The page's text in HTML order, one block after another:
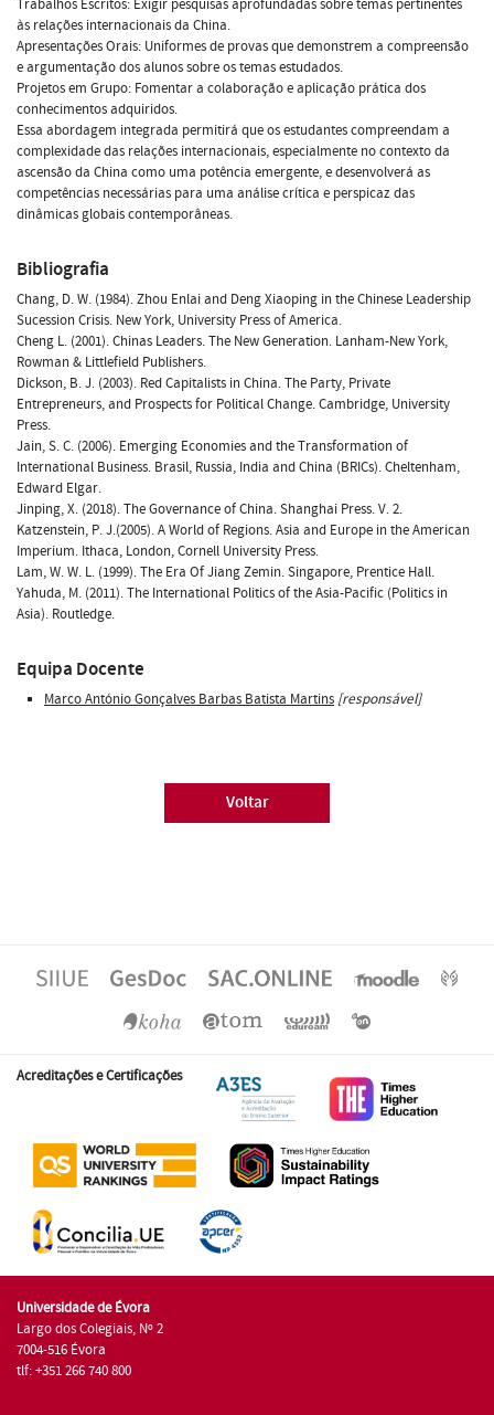
às relações internacionais da China.
Apresentações Orais: Uniformes de provas que demonstrem a compreensão
e argumentação dos alunos sobre os temas estudados.
Projetos em Grupo: Fomentar a colaboração e aplicação prática dos
conhecimentos adquiridos.
Essa abordagem integrada permitirá que os estudantes compreendam a
complexidade das relações internacionais, especialmente no contexto da
ascensão da China como uma potência emergente, e desenvolverá as
competências necessárias para uma análise crítica e perspicaz das
dinâmicas globais contemporâneas.
Bibliografia
Chang, D. W. (1984). Zhou Enlai and Deng Xiaoping in the Chinese Leadership
Sucession Crisis. New York, University Press of America.
Cheng L. (2001). Chinas Leaders. The New Generation. Lanham-New York,
Rowman & Littlefield Publishers.
Dickson, B. J. (2003). Red Capitalists in China. The Party, Private
Entrepreneurs, and Prospects for Political Change. Cambridge, University
Press.
Jain, S. C. (2006). Emerging Economies and the Transformation of
International Business. Brasil, Russia, India and China (BRICs). Cheltenham,
Edward Elgar.
Jinping, X. (2018). The Governance of China. Shanghai Press. V. 2.
Katzenstein, P. J.(2005). A World of Regions. Asia and Europe in the American
Imperium. Ithaca, London, Cornell University Press.
Lam, W. W. L. (1999). The Era Of Jiang Zemin. Singapore, Prentice Hall.
Yahuda, M. (2011). The International Politics of the Asia-Pacific (Politics in
Asia). Routledge.
Equipa Docente
Marco António Gonçalves Barbas Batista Martins [responsável]
Voltar
Acreditações e Certificações
Universidade de Évora
Largo dos Colegiais, Nº 2
7004-516 Évora
tlf: +351 266 740 800